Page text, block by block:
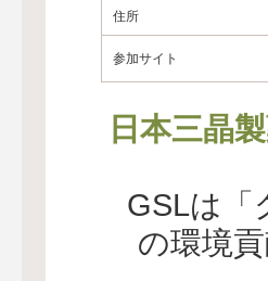
住所
参加サイト
日本三晶
GSLは「
の環境